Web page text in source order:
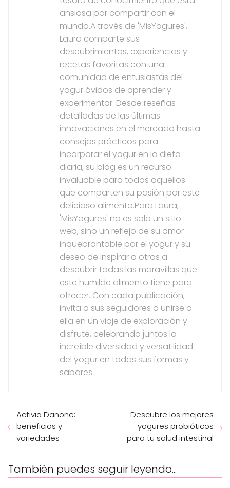
ansiosa por compartir con el
mundo.A través de 'MisYogures',
Laura comparte sus
descubrimientos, experiencias y
recetas favoritas con una
comunidad de entusiastas del
yogur ávidos de aprender y
experimentar. Desde reseñas
detalladas de las últimas
innovaciones en el mercado hasta
consejos prácticos para
incorporar el yogur en la dieta
diaria, su blog es un recurso
invaluable para todos aquellos
que comparten su pasión por este
delicioso alimento.Para Laura,
'MisYogures' no es solo un sitio
web, sino un reflejo de su amor
inquebrantable por el yogur y su
deseo de inspirar a otros a
descubrir todas las maravillas que
este humilde alimento tiene para
ofrecer. Con cada publicación,
invita a sus seguidores a unirse a
ella en un viaje de exploración y
disfrute, celebrando juntos la
increíble diversidad y versatilidad
del yogur en todas sus formas y
sabores.
Activia Danone:
beneficios y
variedades
Descubre los mejores
yogures probióticos
para tu salud intestinal
También puedes seguir leyendo...